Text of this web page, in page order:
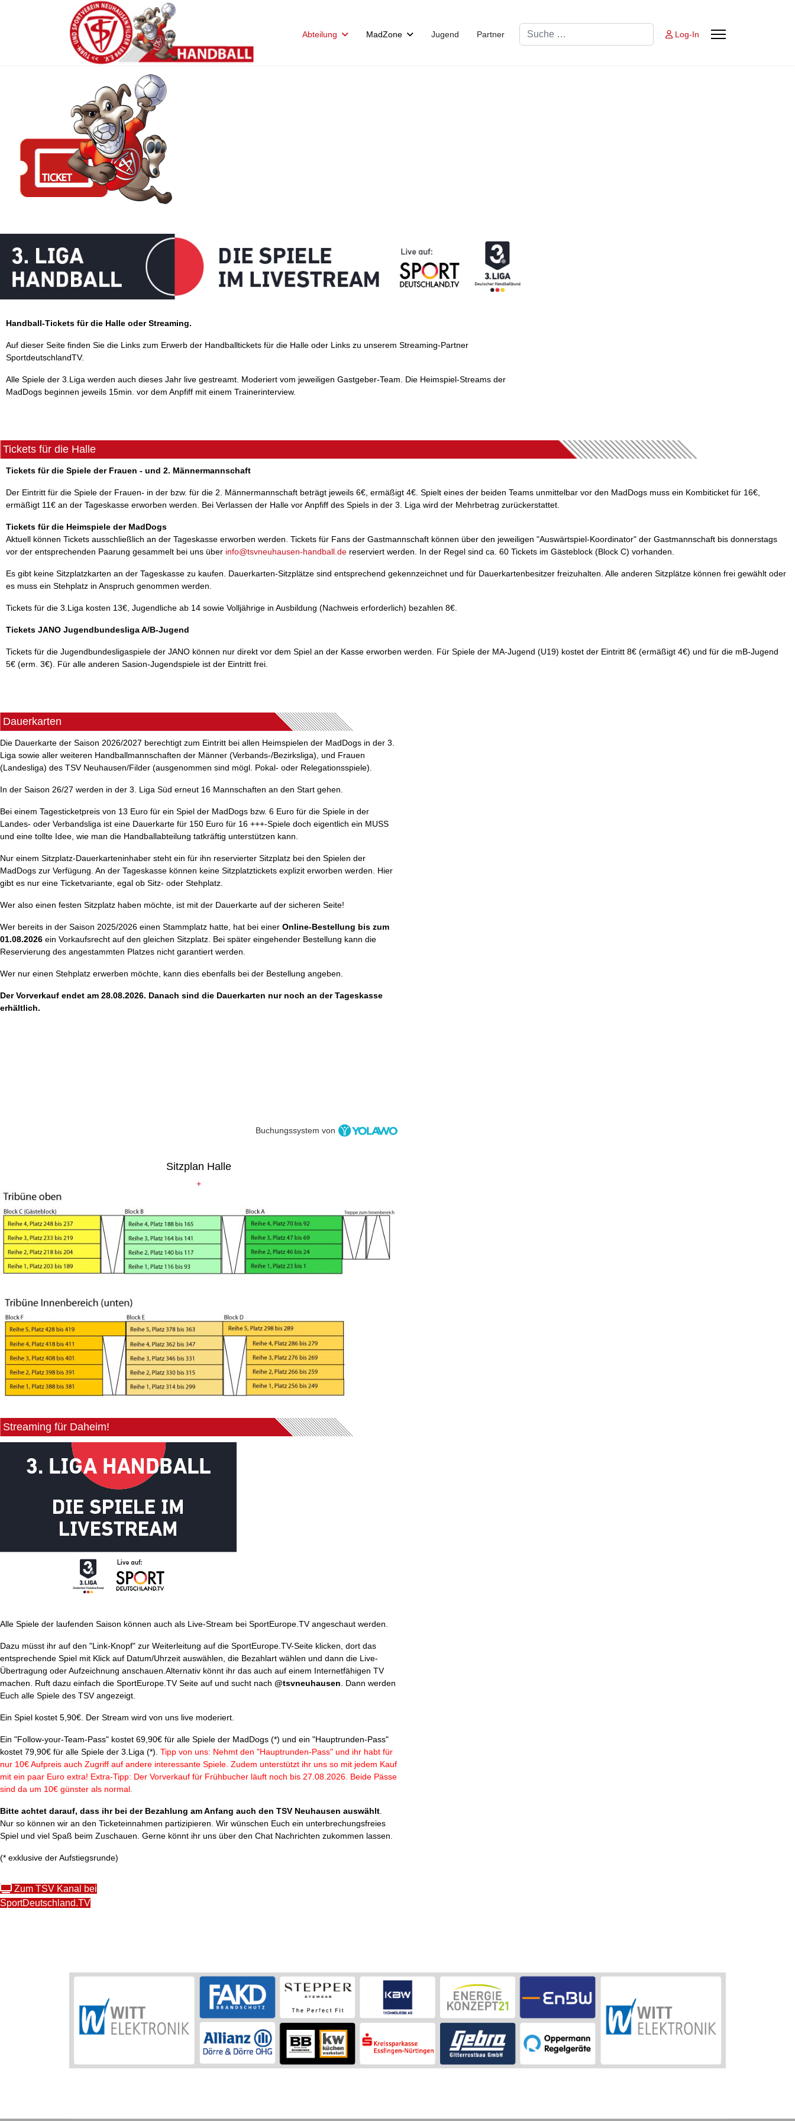
Abteilung MadZone Jugend Partner
Suchen
Log-In
Handball-Tickets für die Halle oder Streaming.
Auf dieser Seite finden Sie die Links zum Erwerb der Handballtickets für die Halle oder Links zu unserem Streaming-Partner
SportdeutschlandTV.
Alle Spiele der 3.Liga werden auch dieses Jahr live gestreamt. Moderiert vom jeweiligen Gastgeber-Team. Die Heimspiel-Streams der
MadDogs beginnen jeweils 15min. vor dem Anpfiff mit einem Trainerinterview.
Tickets für die Halle
Tickets für die Spiele der Frauen - und 2. Männermannschaft
Der Eintritt für die Spiele der Frauen- in der bzw. für die 2. Männermannschaft beträgt jeweils 6€, ermäßigt 4€. Spielt eines der beiden Teams unmittelbar vor den MadDogs muss ein Kombiticket für 16€,
ermäßigt 11€ an der Tageskasse erworben werden. Bei Verlassen der Halle vor Anpfiff des Spiels in der 3. Liga wird der Mehrbetrag zurückerstattet.
Tickets für die Heimspiele der MadDogs
Aktuell können Tickets ausschließlich an der Tageskasse erworben werden. Tickets für Fans der Gastmannschaft können über den jeweiligen "Auswärtspiel-Koordinator" der Gastmannschaft bis donnerstags
vor der entsprechenden Paarung gesammelt bei uns über info@tsvneuhausen-handball.de reserviert werden. In der Regel sind ca. 60 Tickets im Gästeblock (Block C) vorhanden.
Es gibt keine Sitzplatzkarten an der Tageskasse zu kaufen. Dauerkarten-Sitzplätze sind entsprechend gekennzeichnet und für Dauerkartenbesitzer freizuhalten. Alle anderen Sitzplätze können frei gewählt oder
es muss ein Stehplatz in Anspruch genommen werden.
Tickets für die 3.Liga kosten 13€, Jugendliche ab 14 sowie Volljährige in Ausbildung (Nachweis erforderlich) bezahlen 8€.
Tickets JANO Jugendbundesliga A/B-Jugend
Tickets für die Jugendbundesligaspiele der JANO können nur direkt vor dem Spiel an der Kasse erworben werden. Für Spiele der MA-Jugend (U19) kostet der Eintritt 8€ (ermäßigt 4€) und für die mB-Jugend
5€ (erm. 3€). Für alle anderen Sasion-Jugendspiele ist der Eintritt frei.
Dauerkarten
Die Dauerkarte der Saison 2026/2027 berechtigt zum Eintritt bei allen Heimspielen der MadDogs in der 3.
Liga sowie aller weiteren Handballmannschaften der Männer (Verbands-/Bezirksliga), und Frauen
(Landesliga) des TSV Neuhausen/Filder (ausgenommen sind mögl. Pokal- oder Relegationsspiele).
In der Saison 26/27 werden in der 3. Liga Süd erneut 16 Mannschaften an den Start gehen.
Bei einem Tagesticketpreis von 13 Euro für ein Spiel der MadDogs bzw. 6 Euro für die Spiele in der
Landes- oder Verbandsliga ist eine Dauerkarte für 150 Euro für 16 +++-Spiele doch eigentlich ein MUSS
und eine tollte Idee, wie man die Handballabteilung tatkräftig unterstützen kann.
Nur einem Sitzplatz-Dauerkarteninhaber steht ein für ihn reservierter Sitzplatz bei den Spielen der
MadDogs zur Verfügung. An der Tageskasse können keine Sitzplatztickets explizit erworben werden. Hier
gibt es nur eine Ticketvariante, egal ob Sitz- oder Stehplatz.
Wer also einen festen Sitzplatz haben möchte, ist mit der Dauerkarte auf der sicheren Seite!
Wer bereits in der Saison 2025/2026 einen Stammplatz hatte, hat bei einer Online-Bestellung bis zum
01.08.2026 ein Vorkaufsrecht auf den gleichen Sitzplatz. Bei später eingehender Bestellung kann die
Reservierung des angestammten Platzes nicht garantiert werden.
Wer nur einen Stehplatz erwerben möchte, kann dies ebenfalls bei der Bestellung angeben.
Der Vorverkauf endet am 28.08.2026. Danach sind die Dauerkarten nur noch an der Tageskasse
erhältlich.
Buchungssystem von
Sitzplan Halle
+
Streaming für Daheim!
Alle Spiele der laufenden Saison können auch als Live-Stream bei SportEurope.TV angeschaut werden.
Dazu müsst ihr auf den "Link-Knopf" zur Weiterleitung auf die SportEurope.TV-Seite klicken, dort das
entsprechende Spiel mit Klick auf Datum/Uhrzeit auswählen, die Bezahlart wählen und dann die Live-
Übertragung oder Aufzeichnung anschauen.Alternativ könnt ihr das auch auf einem Internetfähigen TV
machen. Ruft dazu einfach die SportEurope.TV Seite auf und sucht nach @tsvneuhausen . Dann werden
Euch alle Spiele des TSV angezeigt.
Ein Spiel kostet 5,90€. Der Stream wird von uns live moderiert.
Ein "Follow-your-Team-Pass" kostet 69,90€ für alle Spiele der MadDogs (*) und ein "Hauptrunden-Pass"
kostet 79,90€ für alle Spiele der 3.Liga (*). Tipp von uns: Nehmt den "Hauptrunden-Pass" und ihr habt für
nur 10€ Aufpreis auch Zugriff auf andere interessante Spiele. Zudem unterstützt ihr uns so mit jedem Kauf
mit ein paar Euro extra! Extra-Tipp: Der Vorverkauf für Frühbucher läuft noch bis 27.08.2026. Beide Pässe
sind da um 10€ günster als normal.
Bitte achtet darauf, dass ihr bei der Bezahlung am Anfang auch den TSV Neuhausen auswählt
Nur so können wir an den Ticketeinnahmen partizipieren. Wir wünschen Euch ein unterbrechungsfreies
Spiel und viel Spaß beim Zuschauen. Gerne könnt ihr uns über den Chat Nachrichten zukommen lassen.
(* exklusive der Aufstiegsrunde)
Zum TSV Kanal bei
SportDeutschland.TV